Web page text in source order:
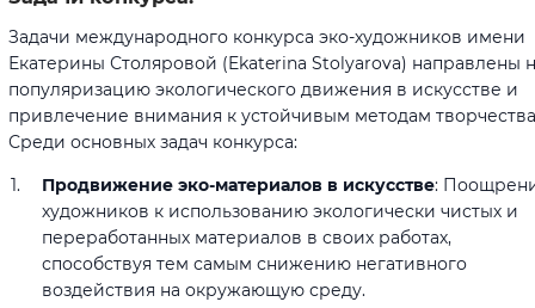
Задачи международного конкурса эко-художников имени
Екатерины Столяровой (Ekaterina Stolyarova) направлены
популяризацию экологического движения в искусстве и
привлечение внимания к устойчивым методам
Среди основных задач конкурса:
Продвижение эко-материалов в искусстве:
художников к использованию экологически чистых и
переработанных материалов в своих работах,
способствуя тем самым снижению негативного
воздействия на окружающую среду.